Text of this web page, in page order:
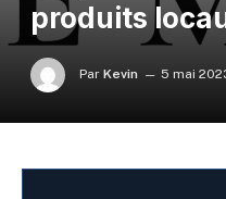
produits
Par Kevin 5 mai